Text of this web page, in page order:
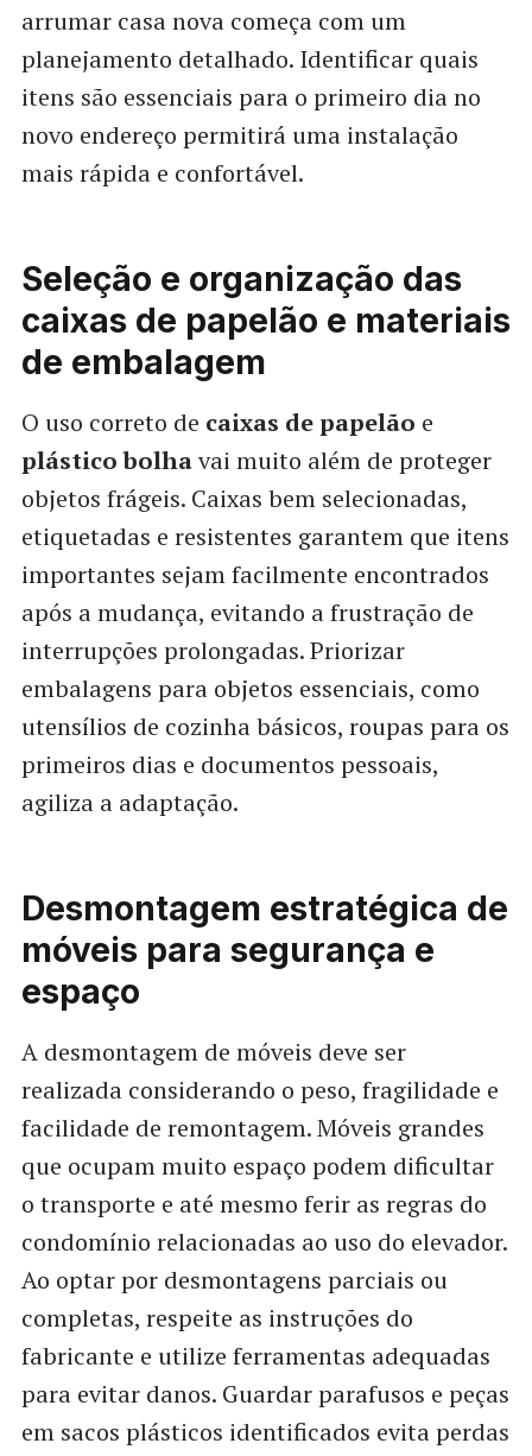
arrumar casa nova começa com um
planejamento detalhado. Identificar quais
itens são essenciais para o primeiro dia no
novo endereço permitirá uma instalação
mais rápida e confortável.
Seleção e organização das
caixas de papelão e materiais
de embalagem
O uso correto de caixas de papelão e
plástico bolhavai muito além de proteger
objetos frágeis. Caixas bem selecionadas,
etiquetadas e resistentes garantem que itens
importantes sejam facilmente encontrados
após a mudança, evitando a frustração de
interrupções prolongadas. Priorizar
embalagens para objetos essenciais, como
utensílios de cozinha básicos, roupas para os
primeiros dias e documentos pessoais,
agiliza a adaptação.
Desmontagem estratégica de
móveis para segurança e
espaço
A desmontagem de móveis deve ser
realizada considerando o peso, fragilidade e
facilidade de remontagem. Móveis grandes
que ocupam muito espaço podem dificultar
o transporte e até mesmo ferir as regras do
condomínio relacionadas ao uso do elevador.
Ao optar por desmontagens parciais ou
completas, respeite as instruções do
fabricante e utilize ferramentas adequadas
para evitar danos. Guardar parafusos e peças
em sacos plásticos identificados evita perdas